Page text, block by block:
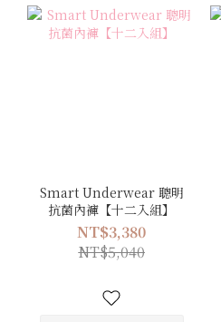
Smart Underwear 聰明
抗菌內褲【十二入組】
NT$3,380
NT$5,040